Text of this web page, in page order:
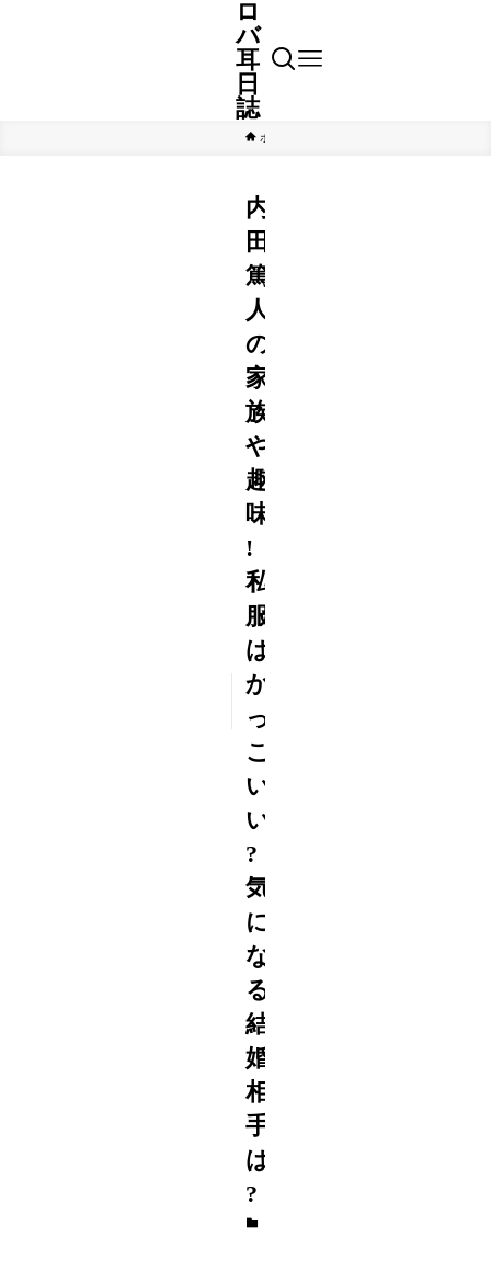
ロ
バ
耳
日
誌
ホーム
内
田
篤
人
の
家
族
や
趣
味
!
私
服
は
か
っ
こ
い
い
?
気
に
な
る
結
婚
相
手
は
?